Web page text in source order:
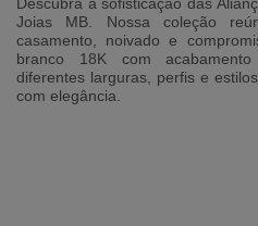
Joias MB . Nossa coleção
casamento, noivado e
branco 18K com acabamento
diferentes larguras, perfis e
com elegância.